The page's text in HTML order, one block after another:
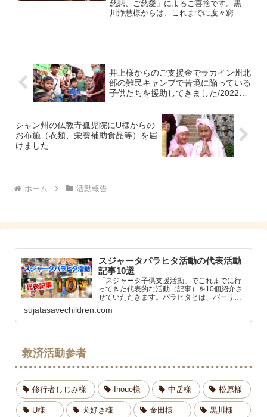
慈悲、ご慈愛」によるご喜捨です。黒
川浄慧様からは、これまでに度々窮地
井上様からのご支援金でラカイン州北
部の難民キャンプで苦境に陥っている
子供たちを援助してきました/2022年
シャン州の仏教寺孤児院にU様からの
お布施（衣類、栄養補助食品等）を届
けました
ホーム 活動報告
スジャータパラヒタ活動の代表活動
記事10選
「スジャータ子供支援活動」でこれまでに行
ってきた代表的な活動（記事）を10個紹介さ
せていただきます。パラヒタとは、パーリ語,
他」というニュアンスの意味になります。ス
ジャータはらだ（原田英次）孤児救済活動
sujatasavechildren.com
救済活動参者
修行者しじみ様 Inoue様 中岳様 松原様
U様 犬好き様 金田様 黒川様